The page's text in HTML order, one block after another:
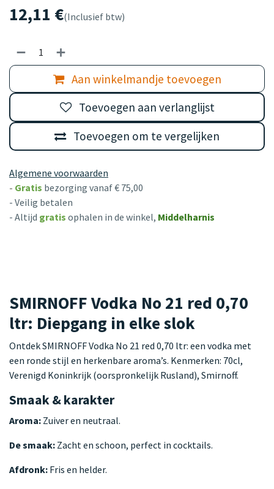
12,11 €(Inclusief btw)
Aan winkelmandje toevoegen
Toevoegen om te vergelijken
Toevoegen aan verlanglijst
Algemene voorwaarden
- Gratis bezorging vanaf € 75,00
- Veilig betalen
- Altijd gratis ophalen in de winkel, Middelharnis
SMIRNOFF Vodka No 21 red 0,70
ltr: Diepgang in elke slok
Ontdek SMIRNOFF Vodka No 21 red 0,70 ltr: een vodka met
een ronde stijl en herkenbare aroma’s. Kenmerken: 70cl,
Verenigd Koninkrijk (oorspronkelijk Rusland), Smirnoff.
Smaak & karakter
Aroma: Zuiver en neutraal.
De smaak: Zacht en schoon, perfect in cocktails.
Afdronk: Fris en helder.